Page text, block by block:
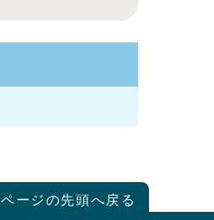
ページの先頭へ戻る